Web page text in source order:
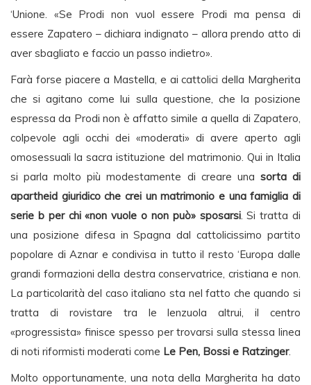
‘Unione. «Se Prodi non vuol essere Prodi ma pensa di
essere Zapatero – dichiara indignato – allora prendo atto di
aver sbagliato e faccio un passo indietro».
Farà forse piacere a Mastella, e ai cattolici della Margherita
che si agitano come lui sulla questione, che la posizione
espressa da Prodi non è affatto simile a quella di Zapatero,
colpevole agli occhi dei «moderati» di avere aperto agli
omosessuali la sacra istituzione del matrimonio. Qui in Italia
si parla molto più modestamente di creare una sorta di
apartheid giuridico che crei un matrimonio e una famiglia di
serie b per chi «non vuole o non può» sposarsi. Si tratta di
una posizione difesa in Spagna dal cattolicissimo partito
popolare di Aznar e condivisa in tutto il resto ‘Europa dalle
grandi formazioni della destra conservatrice, cristiana e non.
La particolarità del caso italiano sta nel fatto che quando si
tratta di rovistare tra le lenzuola altrui, il centro
«progressista» finisce spesso per trovarsi sulla stessa linea
di noti riformisti moderati come Le Pen, Bossi e Ratzinger.
Molto opportunamente, una nota della Margherita ha dato